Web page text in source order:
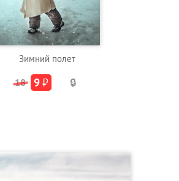
Зимний полет
18 9₽ 🔒